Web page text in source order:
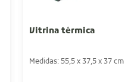
Vitrina térmica
Medidas: 55,5 x 37,5 x 37 cm